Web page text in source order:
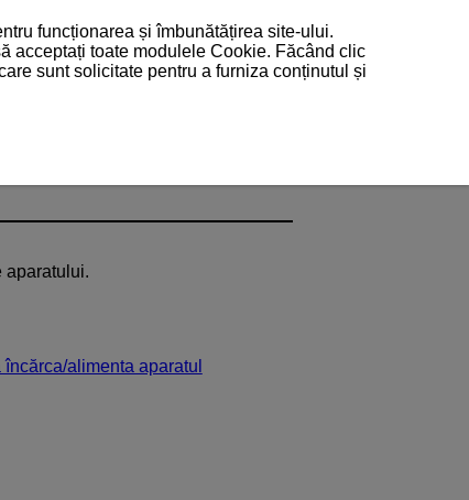
aparatului.
alimenta aparatul
funcționarea și îmbunătățirea site-ului.
acceptați toate modulele Cookie. Făcând clic
sunt solicitate pentru a furniza conținutul și